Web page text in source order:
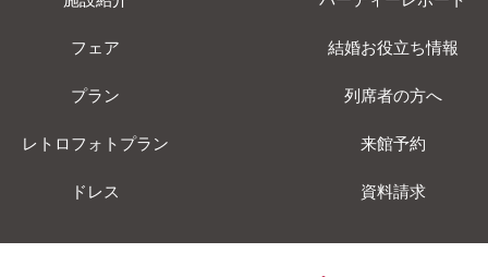
フェア
プラン
レトロフォトプラン
ドレス
結婚お役立ち情報
列席者の方へ
来館予約
資料請求